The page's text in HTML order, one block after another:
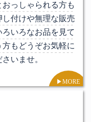
おっしゃられる方も
付けや無理な販売
いろなお品を見て
もどうぞお気軽に
いませ。
▶︎MORE